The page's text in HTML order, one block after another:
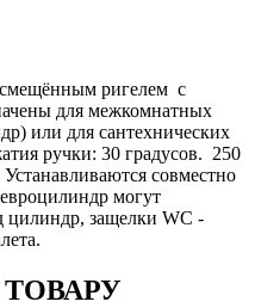
ригелем с
для межкомнатных
или для сантехнических
ручки: 30 градусов. 250
совместно
могут
цилиндр, защелки WC -